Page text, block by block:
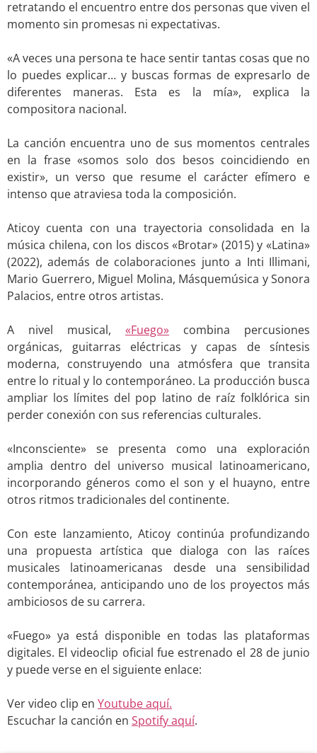
retratando el encuentro entre dos personas que viven el
momento sin promesas ni expectativas.
«A veces una persona te hace sentir tantas cosas que no
lo puedes explicar… y buscas formas de expresarlo de
diferentes maneras. Esta es la mía», explica la
compositora nacional.
La canción encuentra uno de sus momentos centrales
en la frase «somos solo dos besos coincidiendo en
existir», un verso que resume el carácter efímero e
intenso que atraviesa toda la composición.
Aticoy cuenta con una trayectoria consolidada en la
música chilena, con los discos «Brotar» (2015) y «Latina»
(2022), además de colaboraciones junto a Inti Illimani,
Mario Guerrero, Miguel Molina, Másquemúsica y Sonora
Palacios, entre otros artistas.
A nivel musical, «Fuego» combina percusiones
orgánicas, guitarras eléctricas y capas de síntesis
moderna, construyendo una atmósfera que transita
entre lo ritual y lo contemporáneo. La producción busca
ampliar los límites del pop latino de raíz folklórica sin
perder conexión con sus referencias culturales.
«Inconsciente» se presenta como una exploración
amplia dentro del universo musical latinoamericano,
incorporando géneros como el son y el huayno, entre
otros ritmos tradicionales del continente.
Con este lanzamiento, Aticoy continúa profundizando
una propuesta artística que dialoga con las raíces
musicales latinoamericanas desde una sensibilidad
contemporánea, anticipando uno de los proyectos más
ambiciosos de su carrera.
«Fuego» ya está disponible en todas las plataformas
digitales. El videoclip oficial fue estrenado el 28 de junio
y puede verse en el siguiente enlace:
Ver video clip en Youtube aquí.
Escuchar la canción en Spotify aquí.